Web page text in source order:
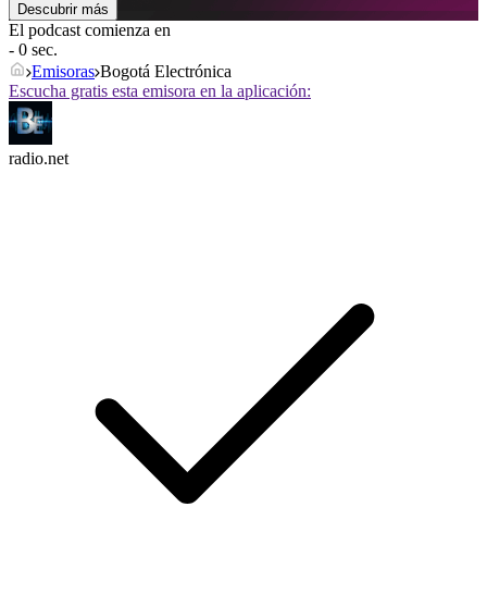
Descubrir más
El podcast comienza en
- 0 sec.
Emisoras Bogotá Electrónica
Escucha gratis esta emisora en la aplicación:
radio.net